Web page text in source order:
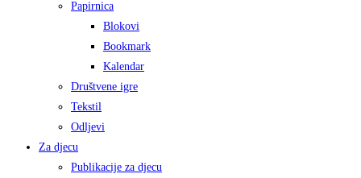
Papirnica
Blokovi
Bookmark
Kalendar
Društvene igre
Tekstil
Odljevi
Za djecu
Publikacije za djecu